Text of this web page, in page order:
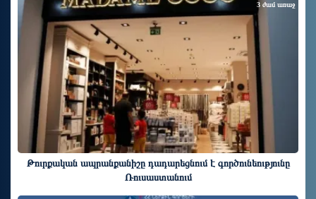
Թուրքական ապրանքանիշը դադարեցնում է գործունեությունը
Ռուսաստանում
3 ժամ առաջ